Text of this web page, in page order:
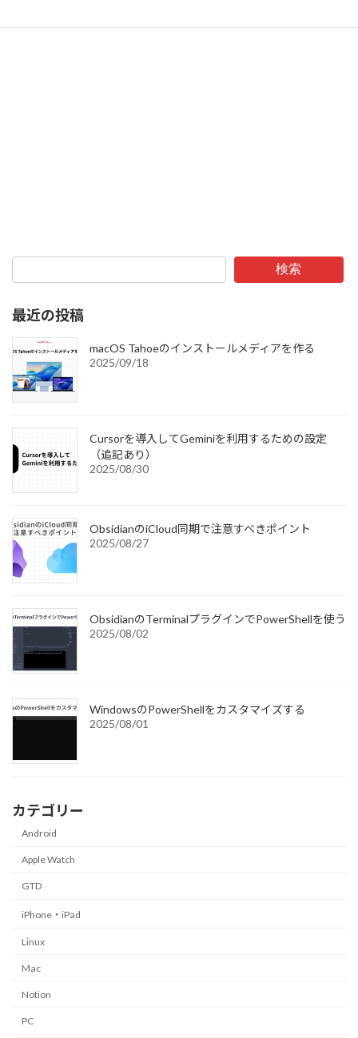
検索
最近の投稿
macOS Tahoeのインストールメディアを作る
2025/09/18
Cursorを導入してGeminiを利用するための設定
（追記あり）
2025/08/30
ObsidianのiCloud同期で注意すべきポイント
2025/08/27
ObsidianのTerminalプラグインでPowerShellを使う
2025/08/02
WindowsのPowerShellをカスタマイズする
2025/08/01
カテゴリー
Android
Apple Watch
GTD
iPhone・iPad
Linux
Mac
Notion
PC